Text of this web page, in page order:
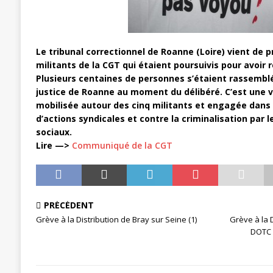
[ 3 janvier 2024 ]
Chronopost:
Le tribunal correctionnel de Roanne (Loire) vient de
militants de la CGT qui étaient poursuivis pour avoir
Plusieurs centaines de personnes s’étaient
justice de Roanne au moment du délibéré. C’est une
mobilisée autour des cinq militants et engagée
d’actions syndicales et contre la criminalisation par
sociaux.
Lire —> Communiqué de la CGT
PRÉCÉDENT
Grève à la Distribution de Bray sur Seine (1)
Grève à la